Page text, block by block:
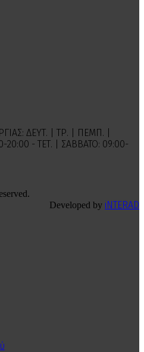
ΔΕΥΤ. | ΤΡ. | ΠΕΜΠ. |
20:00 - ΤΕΤ. | ΣΑΒΒΑΤΟ: 09:00-
Developed by iNTERAD